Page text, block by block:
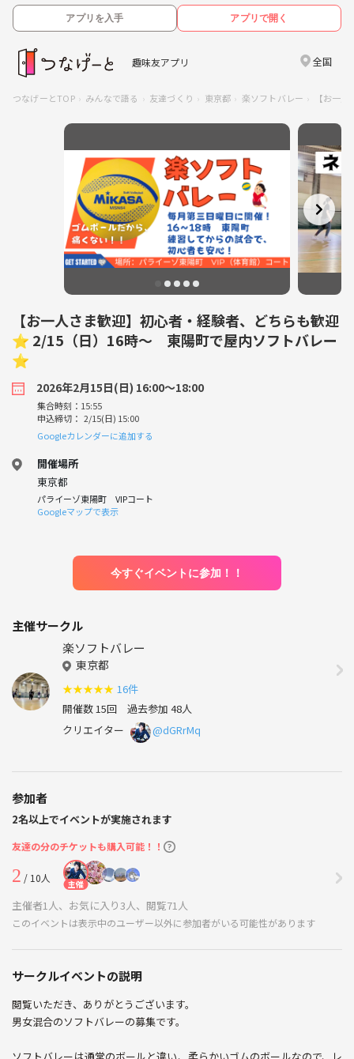
アプリを入手 アプリで開く
趣味友アプリ 全国
つなげーとTOP みんなで語る 友達づくり 東京都 楽ソフトバレー 【お一
【お一人さま歓迎】初心者・経験者、どちらも歓迎
⭐︎ 2/15（日）16時〜 東陽町で屋内ソフトバレー
⭐︎
2026年2月15日(日) 16:00〜18:00
集合時刻：15:55
申込締切： 2/15(日) 15:00
Googleカレンダーに追加する
開催場所
東京都
パライーゾ東陽町 VIPコート
Googleマップで表示
今すぐイベントに参加！！
主催サークル
楽ソフトバレー
東京都
★★★★★ 16件
開催数 15回 過去参加 48人
クリエイター
@dGRrMq
参加者
2名以上でイベントが実施されます
友達の分のチケットも購入可能！！
2 / 10人 主催
主催者1人、お気に入り3人、閲覧71人
このイベントは表示中のユーザー以外に参加者がいる可能性があります
サークルイベントの説明
閲覧いただき、ありがとうございます。
男女混合のソフトバレーの募集です。